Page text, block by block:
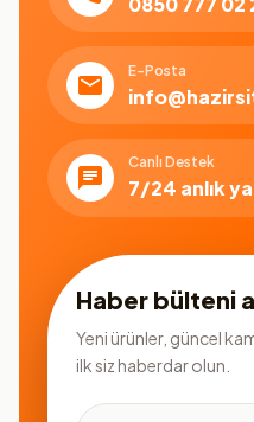
E-Posta
Canlı Destek
7/24 anlık
Haber bülteni
Yeni ürünler, güncel
ilk siz haberdar olun.